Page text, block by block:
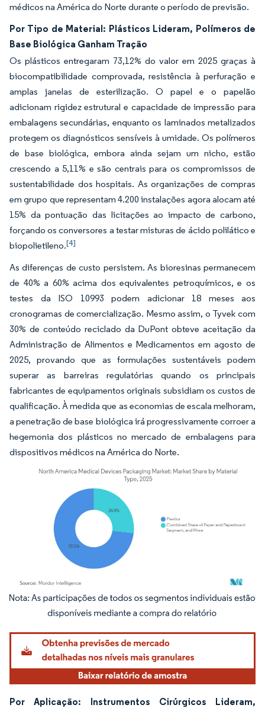
médicos na América do Norte durante o período de previsão.
Por Tipo de Material: Plásticos Lideram, Polímeros de
Base Biológica Ganham Tração
Os plásticos entregaram 73,12% do valor em 2025 graças à
biocompatibilidade comprovada, resistência à perfuração e
amplas janelas de esterilização. O papel e o papelão
adicionam rigidez estrutural e capacidade de impressão para
embalagens secundárias, enquanto os laminados metalizados
protegem os diagnósticos sensíveis à umidade. Os polímeros
de base biológica, embora ainda sejam um nicho, estão
crescendo a 5,11% e são centrais para os compromissos de
sustentabilidade dos hospitais. As organizações de compras
em grupo que representam 4.200 instalações agora alocam até
15% da pontuação das licitações ao impacto de carbono,
forçando os conversores a testar misturas de ácido polilático e
biopolietileno.[4]
As diferenças de custo persistem. As bioresinas permanecem
de 40% a 60% acima dos equivalentes petroquímicos, e os
testes da ISO 10993 podem adicionar 18 meses aos
cronogramas de comercialização. Mesmo assim, o Tyvek com
30% de conteúdo reciclado da DuPont obteve aceitação da
Administração de Alimentos e Medicamentos em agosto de
2025, provando que as formulações sustentáveis podem
superar as barreiras regulatórias quando os principais
fabricantes de equipamentos originais subsidiam os custos de
qualificação. À medida que as economias de escala melhoram,
a penetração de base biológica irá progressivamente corroer a
hegemonia dos plásticos no mercado de embalagens para
dispositivos médicos na América do Norte.
Imagem © Mordor Intelligence. O reuso requer atribuição conforme CC BY 4.0.
Por Aplicação: Instrumentos Cirúrgicos Lideram,